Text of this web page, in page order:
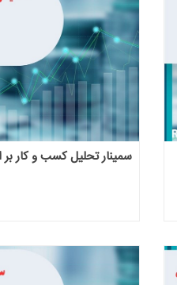
سمینار تحلیل کسب و